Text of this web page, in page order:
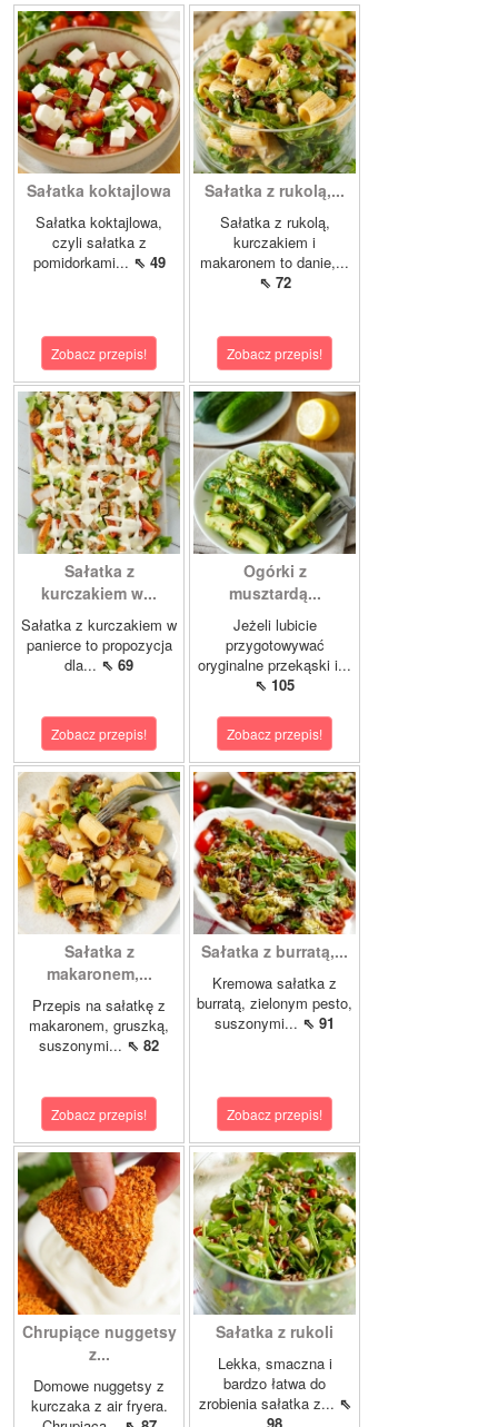
Sałatka koktajlowa
Sałatka koktajlowa,
czyli sałatka z
pomidorkami... ⇖ 49
Zobacz przepis!
Sałatka z rukolą,...
Sałatka z rukolą,
kurczakiem i
makaronem to danie,...
⇖ 72
Zobacz przepis!
Sałatka z
kurczakiem w...
Sałatka z kurczakiem w
panierce to propozycja
dla... ⇖ 69
Zobacz przepis!
Ogórki z
musztardą...
Jeżeli lubicie
przygotowywać
oryginalne przekąski i...
⇖ 105
Zobacz przepis!
Sałatka z
makaronem,...
Przepis na sałatkę z
makaronem, gruszką,
suszonymi... ⇖ 82
Zobacz przepis!
Sałatka z burratą,...
Kremowa sałatka z
burratą, zielonym pesto,
suszonymi... ⇖ 91
Zobacz przepis!
Chrupiące nuggetsy
z...
Domowe nuggetsy z
kurczaka z air fryera.
Sałatka z rukoli
Lekka, smaczna i
bardzo łatwa do
zrobienia sałatka z... ⇖